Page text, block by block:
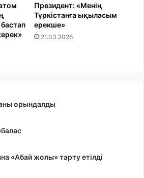
Президент: «Менің
Түркістанға ықыласым
ерекше»
21.03.2026
орындалды
«Абай жолы» тарту етілді